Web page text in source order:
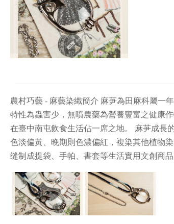
農村巧藝 - 麻藝染織簡介 麻芛為田麻科屬一
特性為蟲害少，無噴農藥為營養豐富之健康
在臺中南屯飲食生活佔一席之地。 麻芛成長
色淡偏黃、晚期則色濃偏紅，複染其他植物
缝制成提袋、手帕、書套等生活實用文創商品